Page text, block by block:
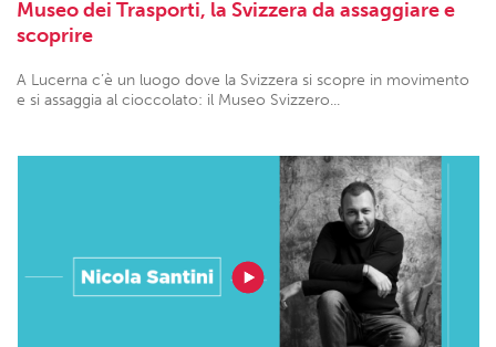
Museo dei Trasporti, la Svizzera da assaggiare e
scoprire
A Lucerna c’è un luogo dove la Svizzera si scopre in movimento
e si assaggia al cioccolato: il Museo Svizzero...